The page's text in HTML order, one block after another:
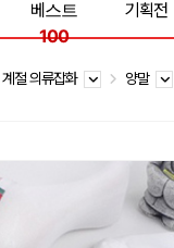
베스트
100
기획전
계절 의류잡화 양말